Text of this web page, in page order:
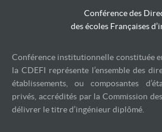
Conférence des
des écoles Françaises
Conférence institutionnelle constituée
la CDEFI représente l’ensemble des
établissements, ou composantes
privés, accrédités par la Commission
délivrer le titre d’ingénieur diplômé.